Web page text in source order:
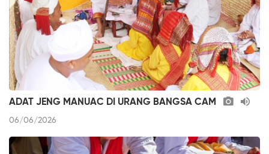
ADAT JENG MANUAC DI URANG BANGSA CAM
06/06/2026